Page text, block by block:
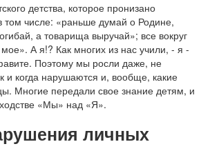
детства, которое пронизано
числе: «раньше думай о Родине,
а товарища выручай»; все вокруг
мое». А я!? Как многих из нас учили, - я -
Поэтому мы росли даже, не
и когда нарушаются и, вообще, какие
Многие передали свое знание детям, и
«Мы» над «Я».
личных